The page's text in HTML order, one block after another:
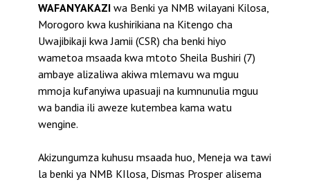
WAFANYAKAZI wa Benki ya NMB wilayani Kilosa,
Morogoro kwa kushirikiana na Kitengo cha
Uwajibikaji kwa Jamii (CSR) cha benki hiyo
wametoa msaada kwa mtoto Sheila Bushiri (7)
ambaye alizaliwa akiwa mlemavu wa mguu
mmoja kufanyiwa upasuaji na kumnunulia mguu
wa bandia ili aweze kutembea kama watu
wengine.
Akizungumza kuhusu msaada huo, Meneja wa tawi
la benki ya NMB KIlosa, Dismas Prosper alisema